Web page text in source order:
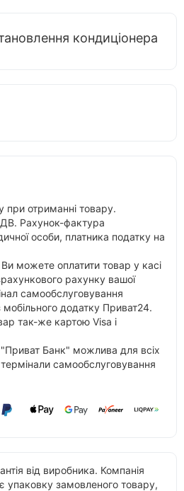
кондиціонера
при отриманні товару.
Рахунок-фактура
особи, платника податку на
можете оплатити товар у касі
рахунку вашої
самообслуговування
додатку Приват24.
так-же картою Visa і
Банк" можлива для всіх
самообслуговування
від виробника. Компанія
упаковку замовленого товару,